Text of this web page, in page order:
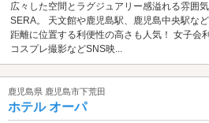
広々した空間とラグジュアリー感溢れる雰囲
SERA。 天文館や鹿児島駅、鹿児島中央駅な
距離に位置する利便性の高さも人気！ 女子会
コスプレ撮影などSNS映...
鹿児島県 鹿児島市下荒田
ホテル オーパ